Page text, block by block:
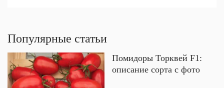
Популярные статьи
Помидоры Торквей F1:
описание сорта с фото